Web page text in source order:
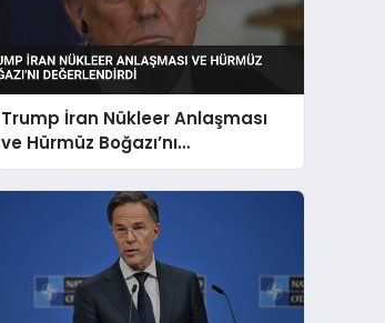
Trump İran Nükleer Anlaşması
ve Hürmüz Boğazı’nı
Değerlendirdi